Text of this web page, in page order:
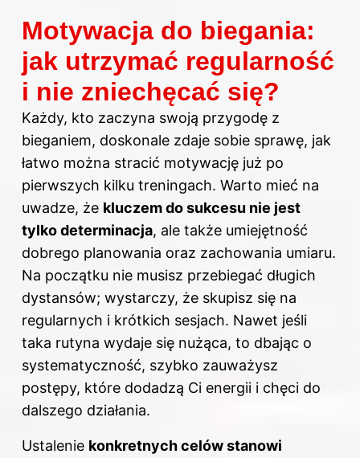
Motywacja do biegania:
jak utrzymać regularność
i nie zniechęcać się?
Każdy, kto zaczyna swoją przygodę z
bieganiem, doskonale zdaje sobie sprawę, jak
łatwo można stracić motywację już po
pierwszych kilku treningach. Warto mieć na
uwadze, że kluczem do sukcesu nie jest
tylko determinacja, ale także umiejętność
dobrego planowania oraz zachowania umiaru.
Na początku nie musisz przebiegać długich
dystansów; wystarczy, że skupisz się na
regularnych i krótkich sesjach. Nawet jeśli
taka rutyna wydaje się nużąca, to dbając o
systematyczność, szybko zauważysz
postępy, które dodadzą Ci energii i chęci do
dalszego działania.
Ustalenie konkretnych celów stanowi